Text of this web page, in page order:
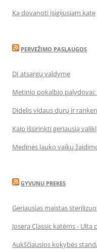
Ką dovanoti įsigijusiam katę
PERVEŽIMO PASLAUGOS
DI atsargų valdyme
Metinio pokalbio
Didelis vidaus durų ir
Kaip išsirinkti geriausią
Medinės lauko vaikų
GYVUNU PREKES
Geriausias maistas
Josera Classic katėms -
Aukščiausios kokybės